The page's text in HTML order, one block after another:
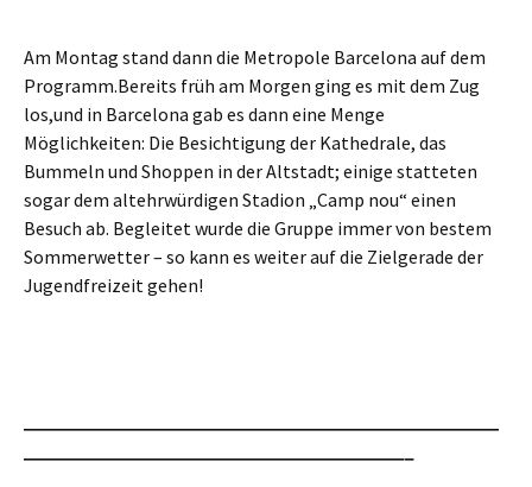
Am Montag stand dann die Metropole Barcelona auf dem
Programm.Bereits früh am Morgen ging es mit dem Zug
los,und in Barcelona gab es dann eine Menge
Möglichkeiten: Die Besichtigung der Kathedrale, das
Bummeln und Shoppen in der Altstadt; einige statteten
sogar dem altehrwürdigen Stadion „Camp nou“ einen
Besuch ab. Begleitet wurde die Gruppe immer von bestem
Sommerwetter – so kann es weiter auf die Zielgerade der
Jugendfreizeit gehen!
—————————————————————————
————————————————————–